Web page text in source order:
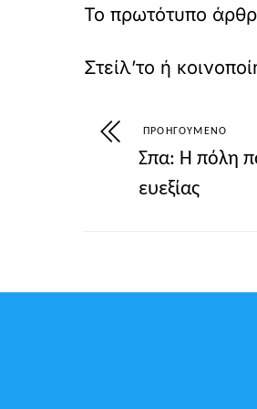
Το πρωτότυπο
ΠΡΟΗΓΟΎΜΕΝΟ
Σπα: Η πόλη
ευεξίας